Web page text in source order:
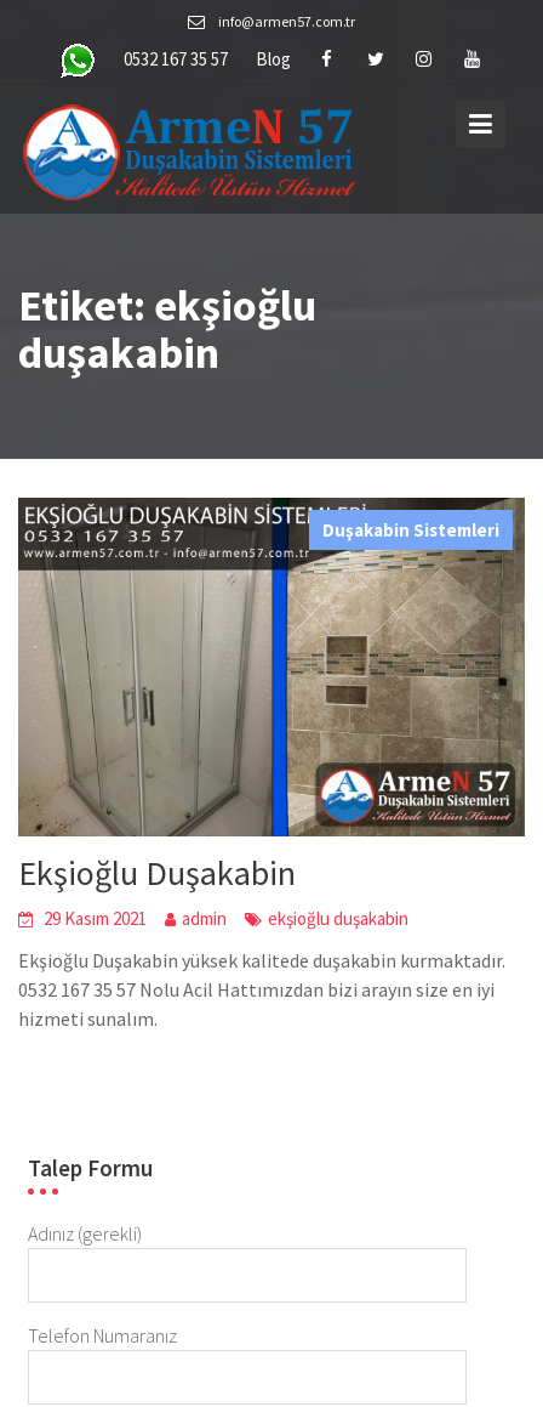
content
info@armen57.com.tr
0532 167 35 57 Blog
Etiket: ekşioğlu
duşakabin
Duşakabin Sistemleri
Ekşioğlu Duşakabin
29 Kasım 2021 admin ekşioğlu duşakabin
Ekşioğlu Duşakabin yüksek kalitede duşakabin kurmaktadır.
0532 167 35 57 Nolu Acil Hattımızdan bizi arayın size en iyi
hizmeti sunalım.
Talep Formu
Adınız (gerekli)
Telefon Numaranız